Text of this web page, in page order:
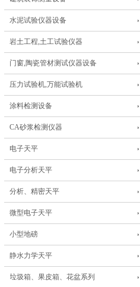
水泥试验仪器设备
岩土工程,土工试验仪器
门窗,陶瓷管材测试仪器设备
压力试验机,万能试验机
涂料检测设备
CA砂浆检测仪器
电子天平
电子分析天平
分析、精密天平
微型电子天平
小型地磅
静水力学天平
垃圾箱、果皮箱、花盆系列